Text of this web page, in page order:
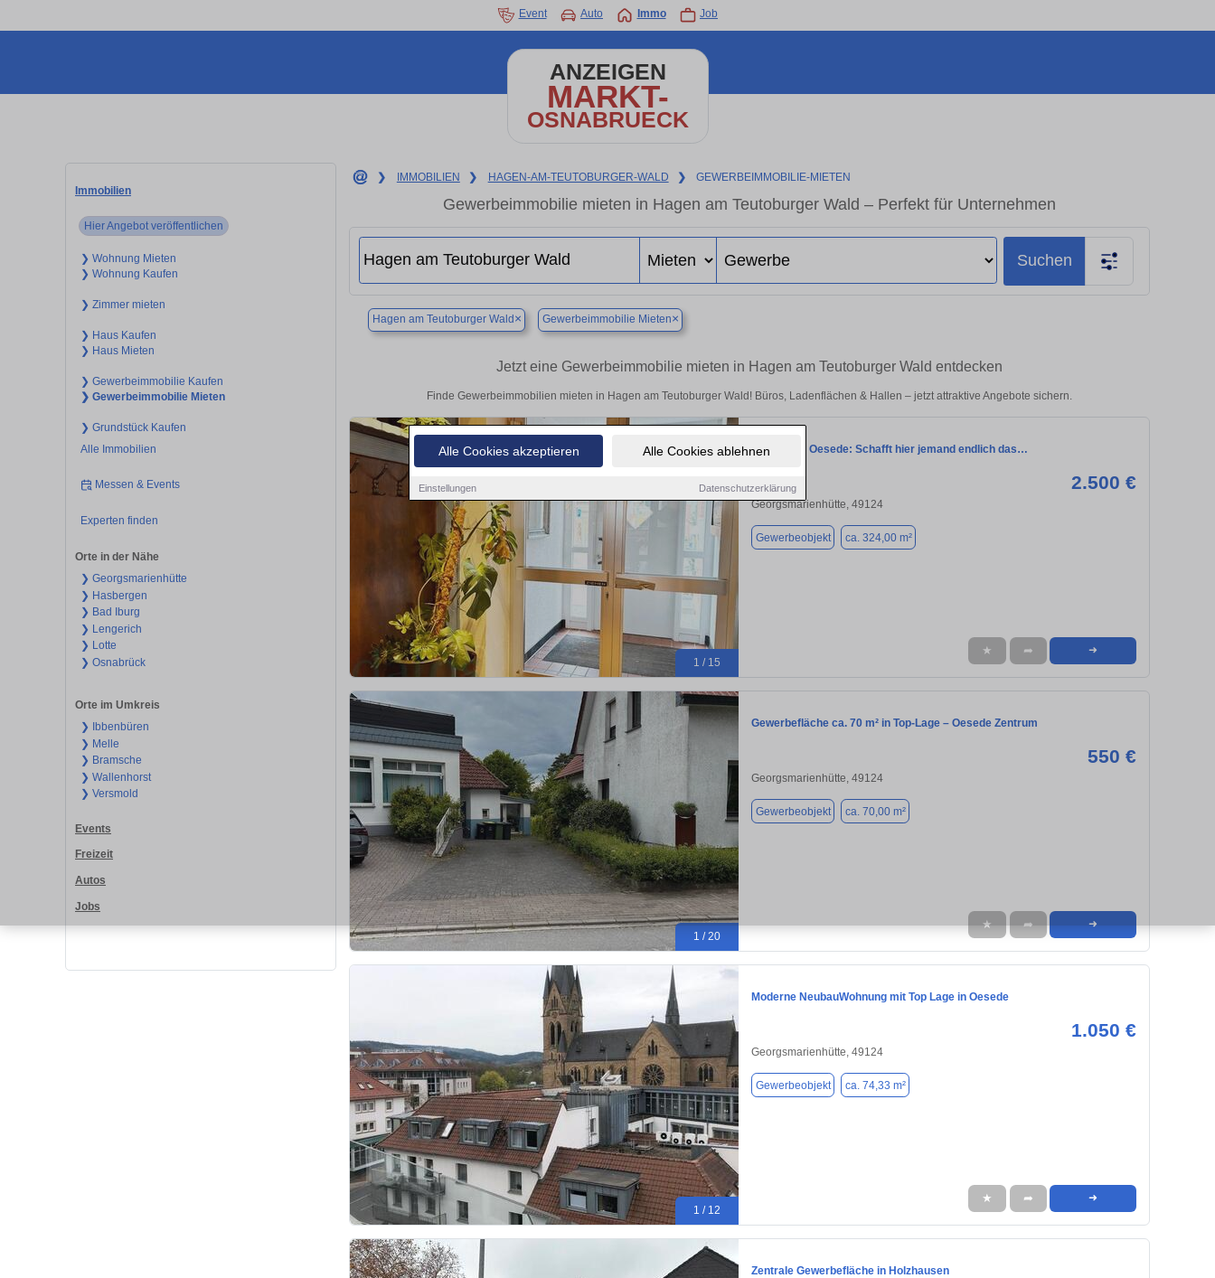
Alle Cookies akzeptieren Alle Cookies ablehnen
Einstellungen Datenschutzerklärung
Event Auto Immo Job
ANZEIGEN
MARKT-
OSNABRUECK
Immobilien
Hier Angebot veröffentlichen
❯ Wohnung Mieten
❯ Wohnung Kaufen
❯ Zimmer mieten
❯ Haus Kaufen
❯ Haus Mieten
❯ Gewerbeimmobilie Kaufen
❯ Gewerbeimmobilie Mieten
❯ Grundstück Kaufen
Alle Immobilien
Messen & Events
Experten finden
Orte in der Nähe
❯ Georgsmarienhütte
❯ Hasbergen
❯ Bad Iburg
❯ Lengerich
❯ Lotte
❯ Osnabrück
Orte im Umkreis
❯ Ibbenbüren
❯ Melle
❯ Bramsche
❯ Wallenhorst
❯ Versmold
Events
Freizeit
Autos
Jobs
❯ IMMOBILIEN ❯ HAGEN-AM-TEUTOBURGER-WALD ❯ GEWERBEIMMOBILIE-MIETEN
Gewerbeimmobilie mieten in Hagen am Teutoburger Wald – Perfekt für Unternehmen
Suchen
Hagen am Teutoburger Wald × Gewerbeimmobilie Mieten×
Jetzt eine Gewerbeimmobilie mieten in Hagen am Teutoburger Wald entdecken
Finde Gewerbeimmobilien mieten in Hagen am Teutoburger Wald! Büros, Ladenflächen & Hallen – jetzt attraktive Angebote sichern.
1 / 15
1A-Lage in Oesede: Schafft hier jemand endlich das…
2.500 €
Georgsmarienhütte, 49124
Gewerbeobjekt ca. 324,00 m²
★ ➦ ➜
1 / 20
Gewerbefläche ca. 70 m² in Top-Lage – Oesede Zentrum
550 €
Georgsmarienhütte, 49124
Gewerbeobjekt ca. 70,00 m²
★ ➦ ➜
1 / 12
Moderne NeubauWohnung mit Top Lage in Oesede
1.050 €
Georgsmarienhütte, 49124
Gewerbeobjekt ca. 74,33 m²
★ ➦ ➜
Zentrale Gewerbefläche in Holzhausen